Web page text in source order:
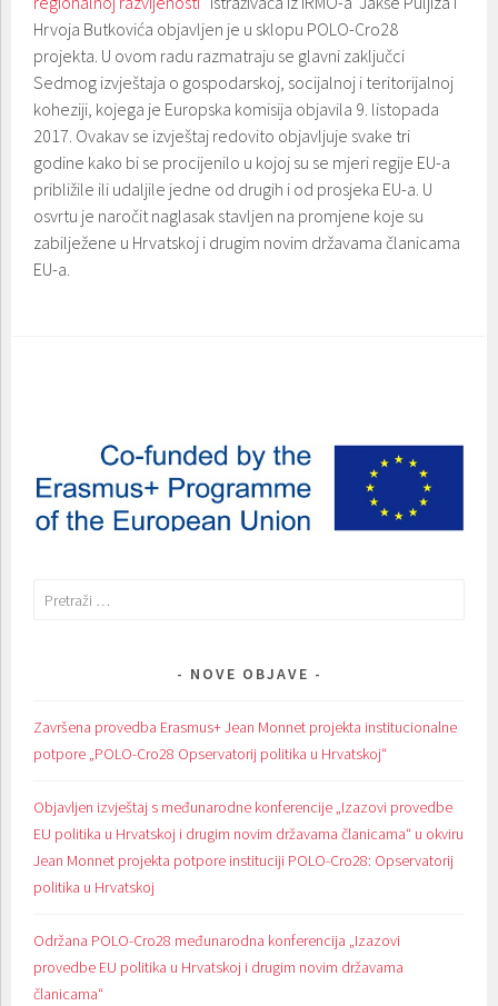
Hrvoja Butkovića objavljen je u sklopu POLO-Cro28
projekta. U ovom radu razmatraju se glavni zaključci
Sedmog izvještaja o gospodarskoj, socijalnoj i teritorijalnoj
koheziji, kojega je Europska komisija objavila 9. listopada
2017. Ovakav se izvještaj redovito objavljuje svake tri
godine kako bi se procijenilo u kojoj su se mjeri regije EU-a
približile ili udaljile jedne od drugih i od prosjeka EU-a. U
osvrtu je naročit naglasak stavljen na promjene koje su
zabilježene u Hrvatskoj i drugim novim državama članicama
EU-a.
Pretraži:
NOVE OBJAVE
Završena provedba Erasmus+ Jean Monnet projekta institucionalne
potpore „POLO-Cro28 Opservatorij politika u Hrvatskoj“
Objavljen izvještaj s međunarodne konferencije „Izazovi provedbe
EU politika u Hrvatskoj i drugim novim državama članicama“ u okviru
Jean Monnet projekta potpore instituciji POLO-Cro28: Opservatorij
politika u Hrvatskoj
Održana POLO-Cro28 međunarodna konferencija „Izazovi
provedbe EU politika u Hrvatskoj i drugim novim državama
članicama“